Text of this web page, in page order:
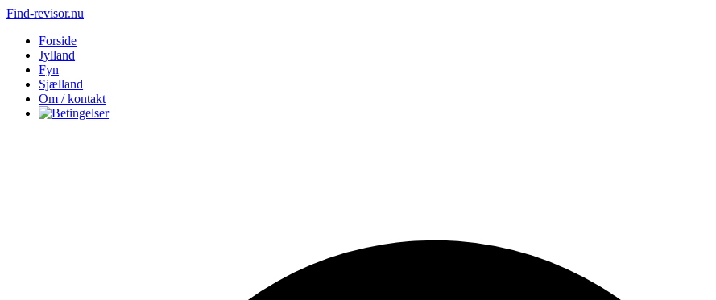
Find-revisor.nu
Forside
Jylland
Fyn
Sjælland
Om / kontakt